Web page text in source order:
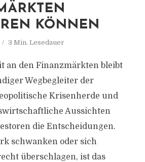
KÖNNEN
3 Min. Lesedauer
an den Finanzmärkten bleibt
Wegbegleiter der
Krisenherde und
Aussichten
die Entscheidungen.
schwanken oder sich
überschlagen, ist das